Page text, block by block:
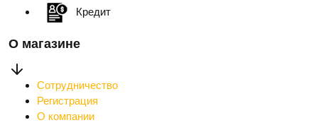
Кредит
О магазине
Сотрудничество
Регистрация
О компании